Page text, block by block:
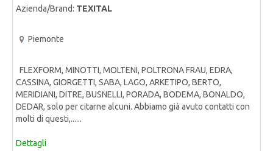
Azienda/Brand: TEXITAL
Piemonte
FLEXFORM, MINOTTI, MOLTENI, POLTRONA FRAU, EDRA,
CASSINA, GIORGETTI, SABA, LAGO, ARKETIPO, BERTO,
MERIDIANI, DITRE, BUSNELLI, PORADA, BODEMA, BONALDO,
DEDAR, solo per citarne alcuni. Abbiamo già avuto contatti con
molti di questi,......
Dettagli